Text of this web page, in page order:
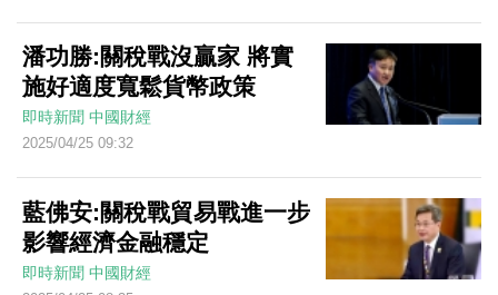
潘功勝:關稅戰沒贏家 將實
施好適度寬鬆貨幣政策
即時新聞 中國財經
2025/04/25 09:32
藍佛安:關稅戰貿易戰進一步
影響經濟金融穩定
即時新聞 中國財經